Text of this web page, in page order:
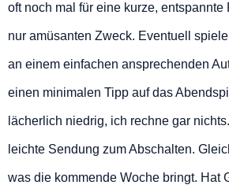
oft noch mal für eine kurze, entspannte
nur amüsanten Zweck. Eventuell
an einem einfachen ansprechenden
einen minimalen Tipp auf das
lächerlich niedrig, ich rechne gar
leichte Sendung zum Abschalten.
was die kommende Woche bringt. Hat